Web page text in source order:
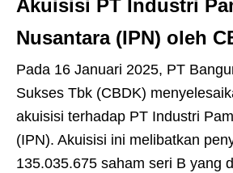
Akuisisi PT Industri
Nusantara (IPN) oleh
Pada 16 Januari 2025, PT
Sukses Tbk (CBDK)
akuisisi terhadap PT Industri
(IPN). Akuisisi ini melibatkan
135.035.675 saham seri B yang